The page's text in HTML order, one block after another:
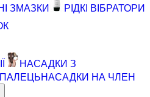
ЗМАЗКИ
РІДКІ ВІБРАТОРИ
НАСАДКИ З
НАСАДКИ НА ЧЛЕН